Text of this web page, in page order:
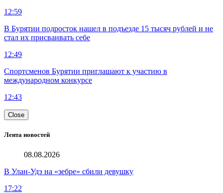
12:59
В Бурятии подросток нашел в подъезде 15 тысяч рублей и не
стал их присваивать себе
12:49
Спортсменов Бурятии приглашают к участию в
международном конкурсе
12:43
Close
Лента новостей
08.08.2026
В Улан-Удэ на «зебре» сбили девушку
17:22